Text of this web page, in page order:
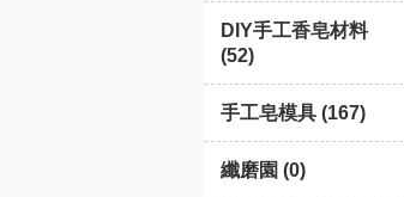
DIY手工香皂材料
(52)
手工皂模具 (167)
纖磨園 (0)